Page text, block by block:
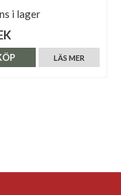
i lager
LÄS MER